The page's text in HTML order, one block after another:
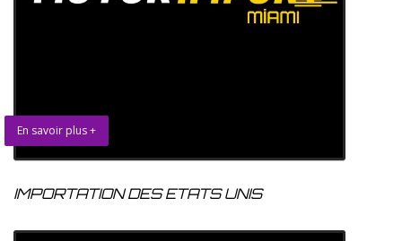
En savoir plus +
IMPORTATION DES ETATS UNIS